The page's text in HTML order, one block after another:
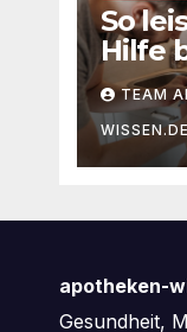
So
Hilfe
TEAM
WISSEN.DE
apotheken-
Gesundheit,